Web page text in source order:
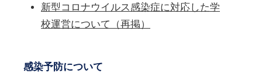
新型コロナウイルス感染症に対応した学
校運営について（再掲）
感染予防について